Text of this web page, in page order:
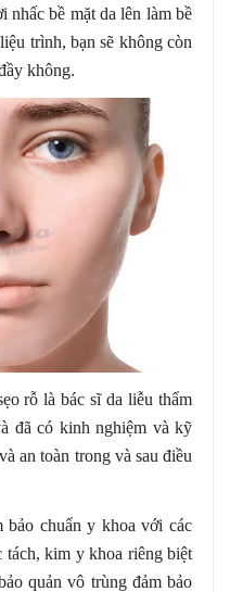
bề mặt da lên làm bề
trình, bạn sẽ không còn
không.
rỗ là bác sĩ da liễu thẩm
đã có kinh nghiệm và kỹ
an toàn trong và sau điều
bảo chuẩn y khoa với các
tách, kim y khoa riêng biệt
quản vô trùng đảm bảo